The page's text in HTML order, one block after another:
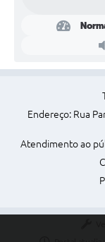
Endereço: Rua
Atendimento ao